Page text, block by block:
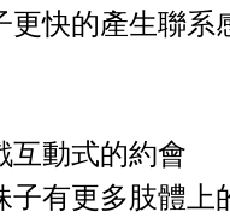
更快的產生聯
互動式的約會
子有更多肢體